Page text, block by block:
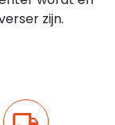
zijn.